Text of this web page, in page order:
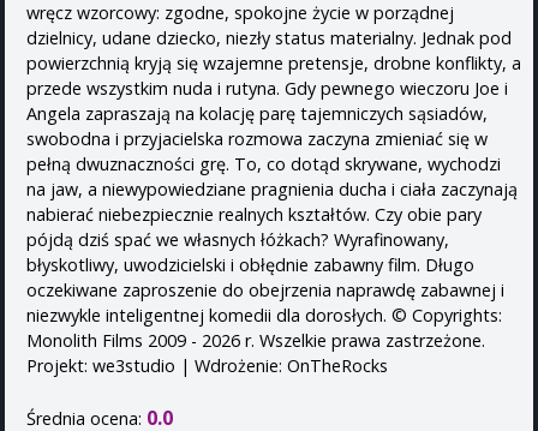
wręcz wzorcowy: zgodne, spokojne życie w porządnej
dzielnicy, udane dziecko, niezły status materialny. Jednak pod
powierzchnią kryją się wzajemne pretensje, drobne konflikty, a
przede wszystkim nuda i rutyna. Gdy pewnego wieczoru Joe i
Angela zapraszają na kolację parę tajemniczych sąsiadów,
swobodna i przyjacielska rozmowa zaczyna zmieniać się w
pełną dwuznaczności grę. To, co dotąd skrywane, wychodzi
na jaw, a niewypowiedziane pragnienia ducha i ciała zaczynają
nabierać niebezpiecznie realnych kształtów. Czy obie pary
pójdą dziś spać we własnych łóżkach? Wyrafinowany,
błyskotliwy, uwodzicielski i obłędnie zabawny film. Długo
oczekiwane zaproszenie do obejrzenia naprawdę zabawnej i
niezwykle inteligentnej komedii dla dorosłych. © Copyrights:
Monolith Films 2009 - 2026 r. Wszelkie prawa zastrzeżone.
Projekt: we3studio | Wdrożenie: OnTheRocks
Średnia ocena: 0.0